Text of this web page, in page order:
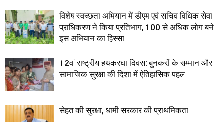
विशेष स्वच्छता अभियान में डीएम एवं सचिव विधिक सेवा
प्राधिकरण ने किया प्रतिभाग, 100 से अधिक लोग बने
इस अभियान का हिस्सा
12वां राष्ट्रीय हथकरघा दिवस: बुनकरों के सम्मान और
सामाजिक सुरक्षा की दिशा में ऐतिहासिक पहल
सेहत की सुरक्षा, धामी सरकार की प्राथमिकता